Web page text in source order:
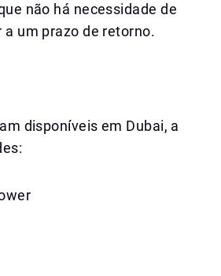
não há necessidade de
um prazo de retorno.
disponíveis em Dubai, a